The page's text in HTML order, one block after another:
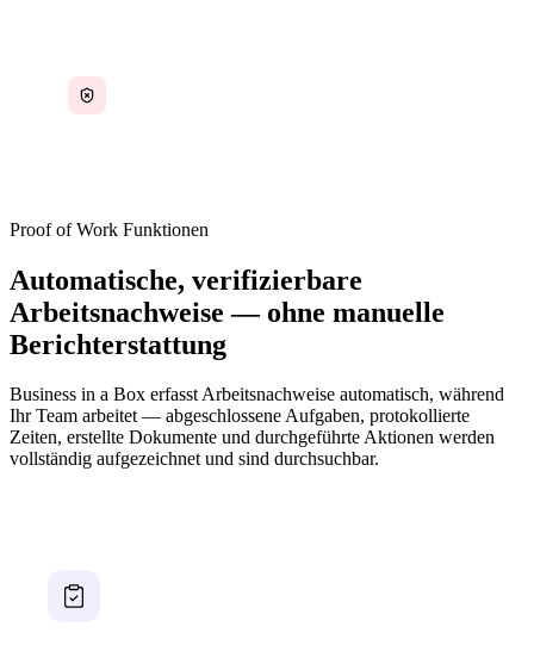
Proof of Work Funktionen
Automatische, verifizierbare
Arbeitsnachweise — ohne manuelle
Berichterstattung
Business in a Box erfasst Arbeitsnachweise automatisch, während
Ihr Team arbeitet — abgeschlossene Aufgaben, protokollierte
Zeiten, erstellte Dokumente und durchgeführte Aktionen werden
vollständig aufgezeichnet und sind durchsuchbar.